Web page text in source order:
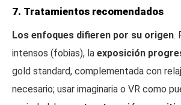
7. Tratamientos recomendados
Los enfoques difieren por su origen.
intensos (fobias), la exposición
gold standard, complementada con
necesario; usar imaginaria o VR como